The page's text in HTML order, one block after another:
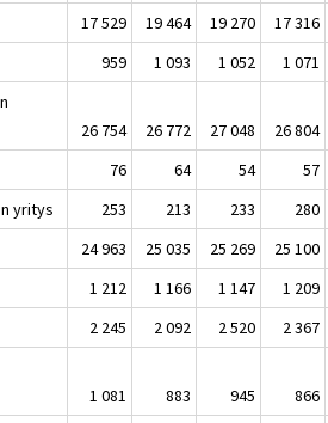
17 529 19 464 19 270
17 316
959 1 093 1 052
1 071
26 754 26 772 27 048
26 804
76 64 54
57
yritys
253 213 233
280
24 963 25 035 25 269
25 100
1 212 1 166 1 147
1 209
2 245 2 092 2 520
2 367
1 081 883 945
866